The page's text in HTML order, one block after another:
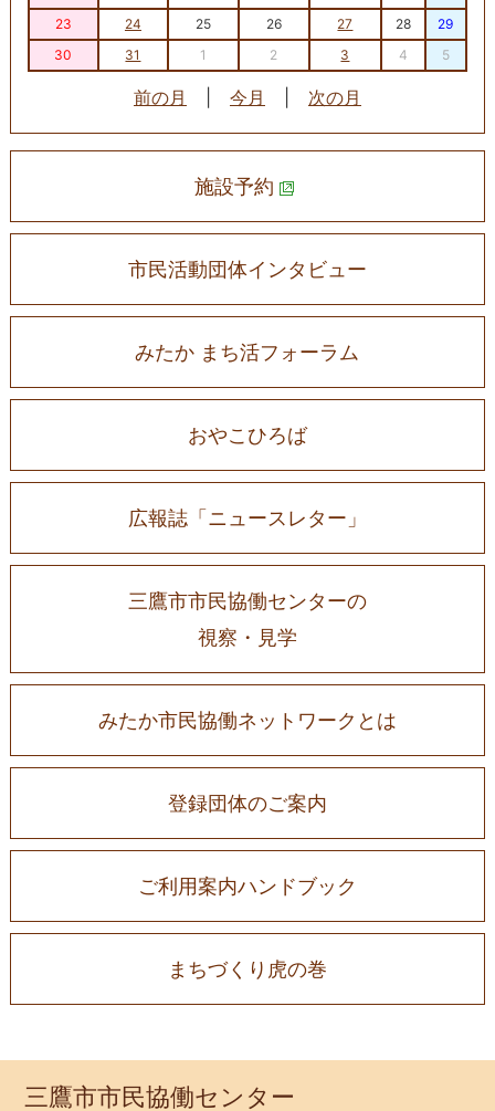
23
24 25 26 27 28
29
30
31 1 2 3 4 5
前の月 今月 次の月
施設予約
市民活動団体インタビュー
みたか まち活フォーラム
おやこひろば
広報誌「ニュースレター」
三鷹市市民協働センターの
視察・見学
みたか市民協働ネットワークとは
登録団体のご案内
ご利用案内ハンドブック
まちづくり虎の巻
三鷹市市民協働センター